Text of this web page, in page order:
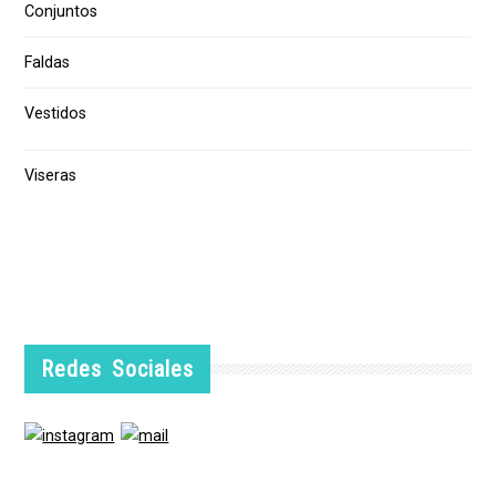
Conjuntos
Faldas
Vestidos
Viseras
Redes Sociales